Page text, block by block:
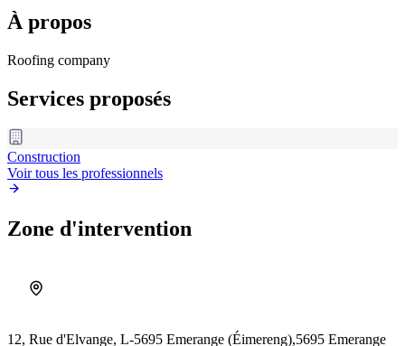
À propos
Roofing company
Services proposés
Construction
Voir tous les professionnels
Zone d'intervention
12, Rue d'Elvange, L-5695 Emerange (Éimereng),5695 Emerange